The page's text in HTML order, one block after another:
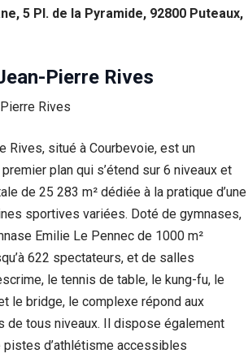
5 Pl. de la Pyramide, 92800 Puteaux,
Pierre Rives
Rives, situé à Courbevoie, est un
plan qui s’étend sur 6 niveaux et
de 25 283 m² dédiée à la pratique d’une
sportives variées. Doté de gymnases,
Emilie Le Pennec de 1000 m²
622 spectateurs, et de salles
le tennis de table, le kung-fu, le
le bridge, le complexe répond aux
de tous niveaux. Il dispose également
pistes d’athlétisme accessibles